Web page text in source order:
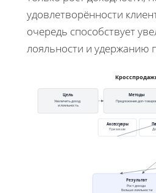
удовлетворённости
очередь способствует
лояльности и удержанию
Цель
Увеличить доход
и лояльность
Методы
Предложение доп-
Аксессуары
При заказе
Результат
Рост дохода
Больше лояльности